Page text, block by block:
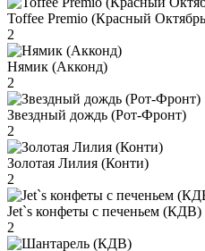
Toffee Premio (Красный
2
Нямик (Акконд)
2
Звездный дождь (Рот-Фронт)
2
Золотая Лилия (Конти)
2
Jet`s конфеты с печеньем (КДВ)
2